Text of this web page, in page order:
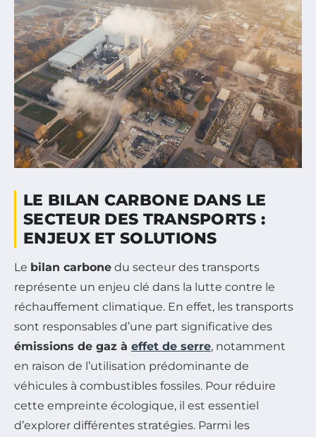
LE BILAN CARBONE DANS LE
SECTEUR DES TRANSPORTS :
ENJEUX ET SOLUTIONS
Le bilan carbone du secteur des transports
représente un enjeu clé dans la lutte contre le
réchauffement climatique. En effet, les transports
sont responsables d’une part significative des
émissions de gaz à effet de serre, notamment
en raison de l’utilisation prédominante de
véhicules à combustibles fossiles. Pour réduire
cette empreinte écologique, il est essentiel
d’explorer différentes stratégies. Parmi les